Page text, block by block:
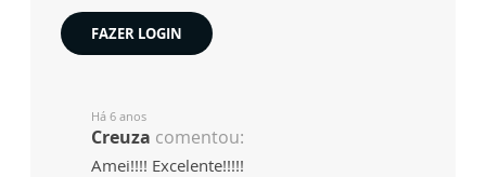
FAZER LOGIN
Há 6 anos
Creuza comentou:
Amei!!!! Excelente!!!!!